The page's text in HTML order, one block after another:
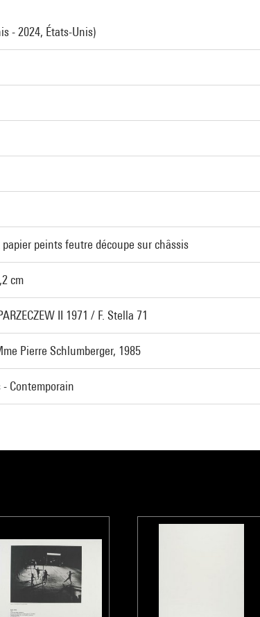
- 2024, États-Unis)
peints feutre découpe sur châssis
cm
II 1971 / F. Stella 71
Pierre Schlumberger, 1985
Contemporain